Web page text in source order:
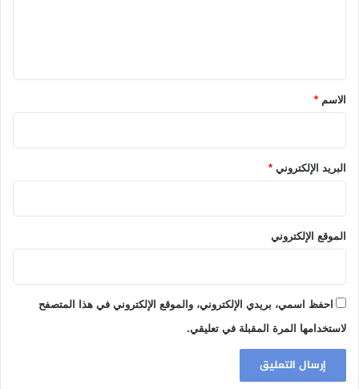
*الاسم *
البريد الإلكتروني *
الموقع الإلكتروني
احفظ اسمي، بريدي الإلكتروني، والموقع الإلكتروني في هذا المتصفح
لاستخدامها المرة المقبلة في تعليقي.